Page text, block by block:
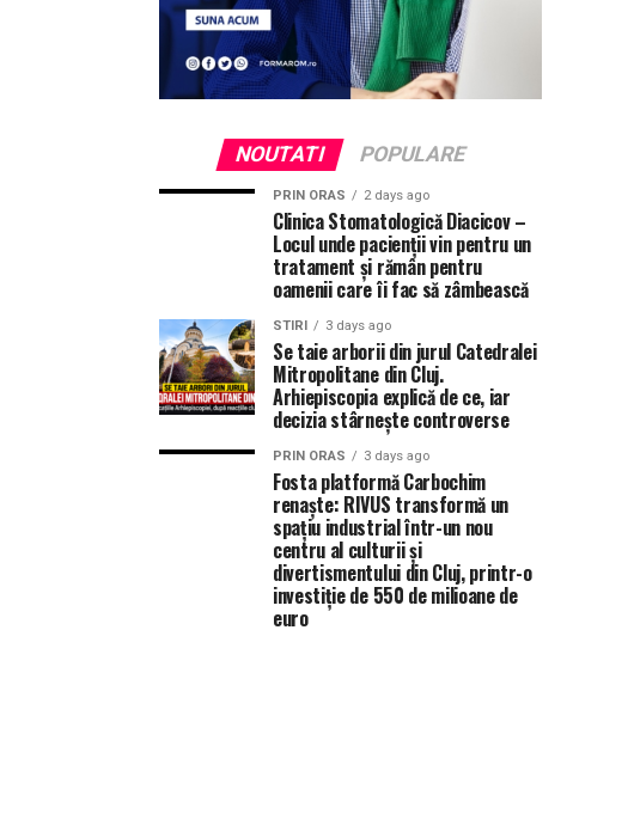
NOUTATI POPULARE
PRIN ORAS 2 days ago
Clinica Stomatologică Diacicov –
Locul unde pacienții vin pentru un
tratament și rămân pentru
oamenii care îi fac să zâmbească
STIRI 3 days ago
Se taie arborii din jurul Catedralei
Mitropolitane din Cluj.
Arhiepiscopia explică de ce, iar
decizia stârnește controverse
PRIN ORAS 3 days ago
Fosta platformă Carbochim
renaște: RIVUS transformă un
spațiu industrial într-un nou
centru al culturii și
divertismentului din Cluj, printr-o
investiție de 550 de milioane de
euro